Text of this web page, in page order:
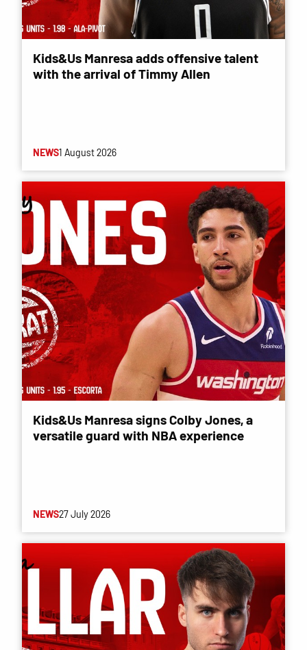
Kids&Us Manresa adds offensive talent
with the arrival of Timmy Allen
NEWS1 August 2026
Kids&Us Manresa signs Colby Jones, a
versatile guard with NBA experience
NEWS27 July 2026